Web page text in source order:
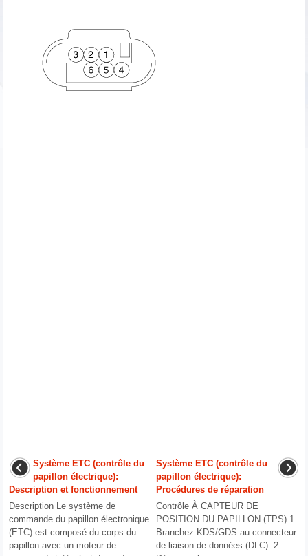
Système ETC (contrôle du
papillon électrique):
Description et fonctionnement
Description Le système de
commande du papillon électronique
(ETC) est composé du corps du
papillon avec un moteur de
Système ETC (contrôle du
papillon électrique):
Procédures de réparation
Contrôle À CAPTEUR DE
POSITION DU PAPILLON (TPS) 1.
Branchez KDS/GDS au connecteur
de liaison de données (DLC). 2.